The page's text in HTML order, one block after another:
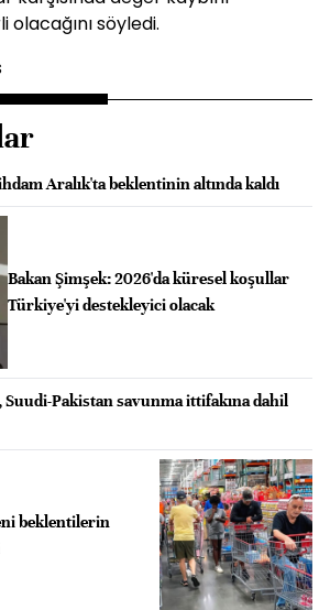
söyledi.
Aralık'ta beklentinin altında kaldı
Bakan Şimşek: 2026'da küresel koşullar
Türkiye'yi destekleyici olacak
Pakistan savunma ittifakına dahil
beklentilerin